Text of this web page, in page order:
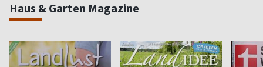
Haus & Garten Magazine